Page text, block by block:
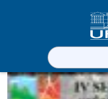
Pesquisar
por: